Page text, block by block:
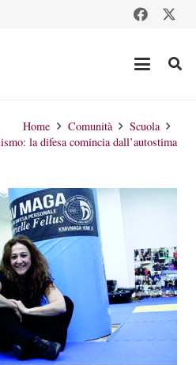
Home Comunità
Scuola
la difesa comincia dall’autostima